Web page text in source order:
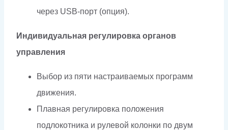
через USB-порт (опция).
Индивидуальная регулировка органов
управления
Выбор из пяти настраиваемых программ
движения.
Плавная регулировка положения
подлокотника и рулевой колонки по двум